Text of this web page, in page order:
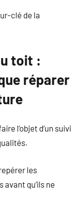
clé de la
toit :
réparer
l’objet d’un suivi
les
qu’ils ne